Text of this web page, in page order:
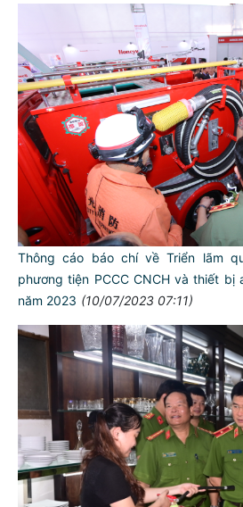
Thông cáo báo chí về Triển lãm
phương tiện PCCC CNCH và thiết bị
năm 2023 (10/07/2023 07:11)